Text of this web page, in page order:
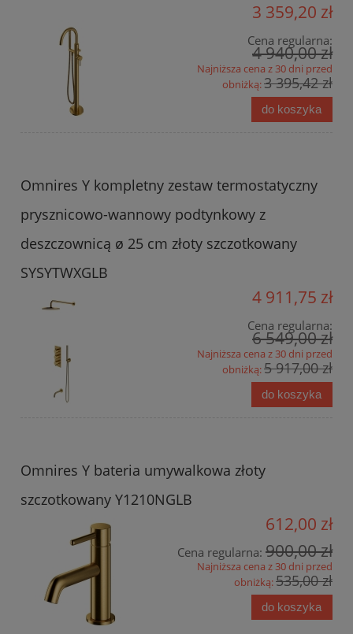
3 359,20 zł
Cena regularna:
4 940,00 zł
Najniższa cena z 30 dni przed
obniżką:3 395,42 zł
do koszyka
Omnires Y kompletny zestaw termostatyczny
prysznicowo-wannowy podtynkowy z
deszczownicą ø 25 cm złoty szczotkowany
SYSYTWXGLB
4 911,75 zł
Cena regularna:
6 549,00 zł
Najniższa cena z 30 dni przed
obniżką:5 917,00 zł
do koszyka
Omnires Y bateria umywalkowa złoty
szczotkowany Y1210NGLB
612,00 zł
Cena regularna: 900,00 zł
Najniższa cena z 30 dni przed
obniżką:535,00 zł
do koszyka